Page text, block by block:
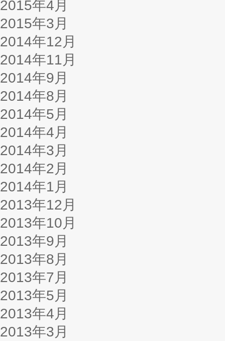
2015年4月
2015年3月
2014年12月
2014年11月
2014年9月
2014年8月
2014年5月
2014年4月
2014年3月
2014年2月
2014年1月
2013年12月
2013年10月
2013年9月
2013年8月
2013年7月
2013年5月
2013年4月
2013年3月